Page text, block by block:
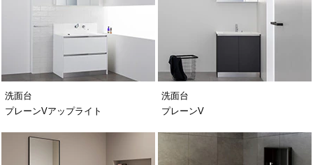
洗面台
プレーンVアップライト
洗面台
プレーンV